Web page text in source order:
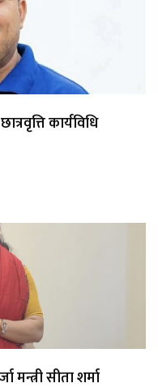
कार्यविधि
मन्त्री सीता शर्मा